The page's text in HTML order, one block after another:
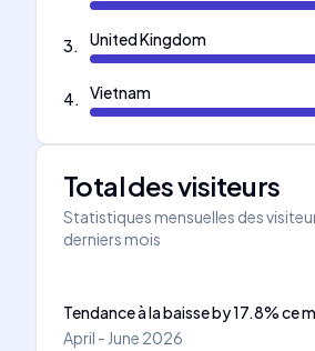
3. United Kingdom
4. Vietnam
Total des visiteurs
Statistiques mensuelles des
derniers mois
Tendance à la baisseby17.8%ce
April - June 2026